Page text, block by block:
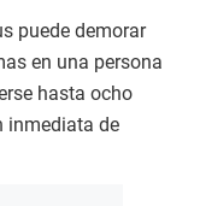
puede demorar
en una persona
hasta ocho
inmediata de